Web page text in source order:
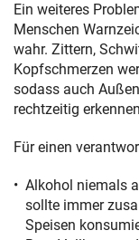
Ein weiteres
Menschen
wahr. Zittern,
Kopfschmerzen
sodass auch
rechtzeitig
Für einen
Alkohol niemals
sollte immer
Speisen